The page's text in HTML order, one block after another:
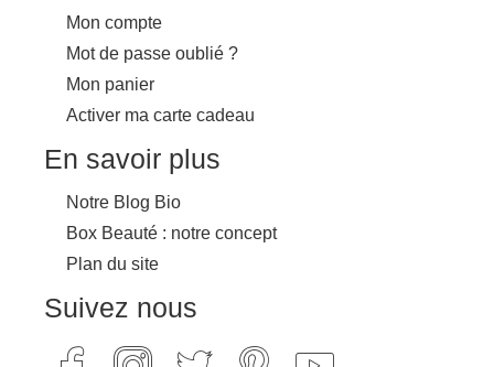
Mon compte
Mot de passe oublié ?
Mon panier
Activer ma carte cadeau
En savoir plus
Notre Blog Bio
Box Beauté : notre concept
Plan du site
Suivez nous